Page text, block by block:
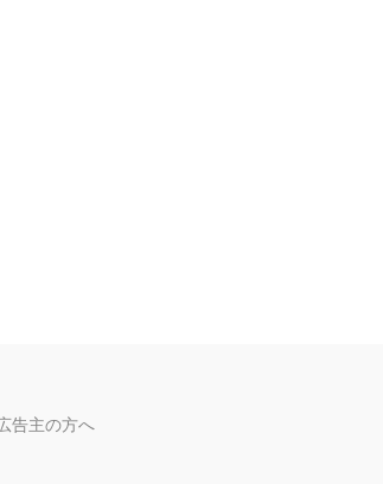
告主の方へ